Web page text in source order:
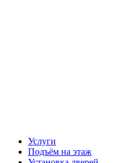
Услуги
Подъём на этаж